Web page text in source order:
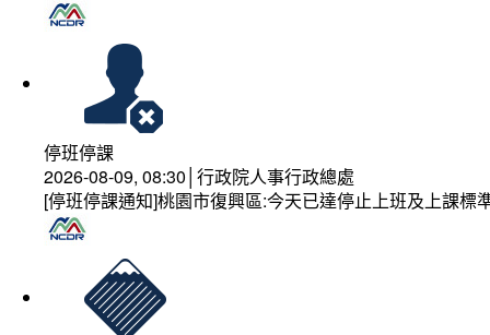
停班停課
2026-08-09, 08:30│行政院人事行政總處
[停班停課通知]桃園市復興區:今天已達停止上班及上課